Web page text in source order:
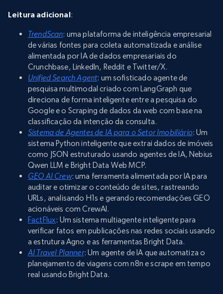
Leitura adicional:
TrendScan: uma plataforma de inteligência empresarial
de várias fontes para coleta automatizada e análise
alimentada por IA de dados empresariais do
Crunchbase, LinkedIn, Reddit e Twitter/X.
Unified Search Agent: um sofisticado agente de
pesquisa multimodal criado com LangGraph que
direciona de forma inteligente entre a pesquisa do
Google e o Scraping de dados da web com base na
classificação da intenção da consulta.
Sistema de Agentes de IA para o Setor Imobiliário: Um
sistema Python inteligente que extrai dados de imóveis
como JSON estruturado usando agentes de IA, Nebius
Qwen LLM e Bright Data Web MCP.
GEO AI Crew: uma ferramenta alimentada por IA para
auditar e otimizar o conteúdo de sites, rastreando
URLs, analisando H1s e gerando recomendações GEO
acionáveis com CrewAI.
FactFlux: Um sistema multiagente inteligente para
verificar fatos em publicações nas redes sociais usando
a estrutura Agno e as ferramentas Bright Data.
AI Travel Planner: Um agente de IA que automatiza o
planejamento de viagens com n8n e scrape em tempo
real usando Bright Data.